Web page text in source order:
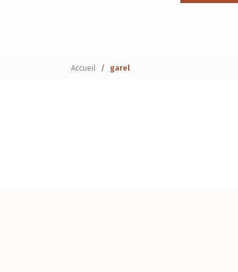
Accueil garel